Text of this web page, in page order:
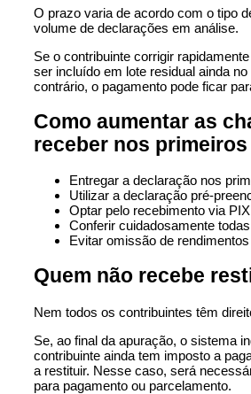
O prazo varia de acordo com o tipo
volume de declarações em análise.
Se o contribuinte corrigir
ser incluído em lote residual ainda
contrário, o pagamento pode ficar
Como aumentar as
receber nos
Entregar a declaração nos
Utilizar a declaração pré-
Optar pelo recebimento via
Conferir cuidadosamente
Evitar omissão de rendimentos
Quem não recebe
Nem todos os contribuintes têm
Se, ao final da apuração, o sistema
contribuinte ainda tem imposto a
a restituir. Nesse caso, será
para pagamento ou parcelamento.